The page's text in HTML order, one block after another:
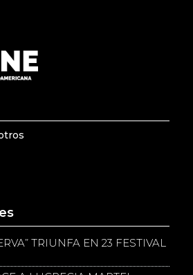
TRIUNFA EN 23 FESTIVAL